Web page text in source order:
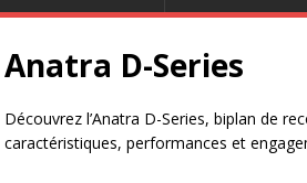
Anatra D-Series
Découvrez l’Anatra D-Series, biplan de
caractéristiques, performances et